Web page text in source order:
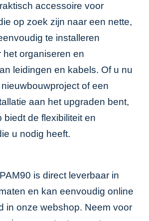
accessoire voor
op zoek zijn naar een nette,
te installeren
organiseren en
leidingen en kabels. Of u nu
of een
aan het upgraden bent,
biedt de flexibiliteit en
u nodig heeft.
is direct leverbaar in
en kan eenvoudig online
in onze webshop. Neem voor